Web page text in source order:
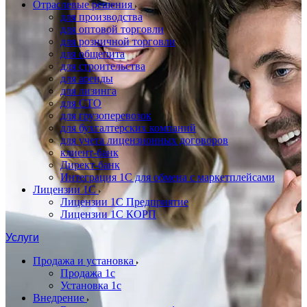
Отраслевые решения
для производства
для оптовой торговли
для розничной торговли
для общепита
для строительства
для аренды
для лизинга
для СТО
для грузоперевозок
для бухгалтерских компаний
для учета лицензионных договоров
клиент-банк
Директ-банк
Интеграция 1C для обмена с маркетплейсами
Лицензии 1С
Лицензии 1С Предприятие
Лицензии 1С КОРП
Услуги
Продажа и установка
Продажа 1с
Установка 1с
Внедрение